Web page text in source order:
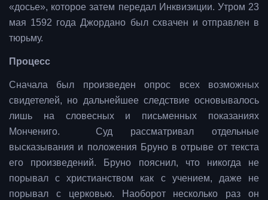
«досье», которое затем передал Инквизиции. Утром 23
мая 1592 года Джордано был схвачен и отправлен в
тюрьму.
Процесс
Сначала был произведен опрос всех возможных
свидетелей, но дальнейшее следствие основывалось
лишь на словесных и письменных показаниях
Мончениго. Суд рассматривал отдельные
высказывания и положения Бруно в отрыве от текста
его произведений. Бруно пояснил, что никогда не
порывал с христианством как с учением, даже не
порывал с церковью. Наоборот несколько раз он